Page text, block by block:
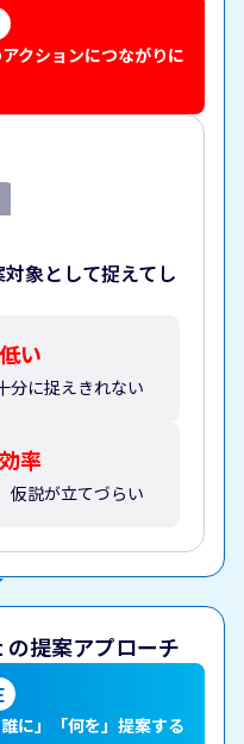
クションにつながりに
象として捉えてし
い
分に捉えきれない
率
仮説が立てづらい
提案アプローチ
に」「何を」提案する